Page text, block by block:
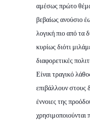
αμέσως πρώτο θέμα
βεβαίως ανούσιο
λογική πιο από τα
κυρίως διότι
διαφορετικές
Είναι τραγικό
επιβάλλουν στους
έννοιες της
χρησιμοποιούνται